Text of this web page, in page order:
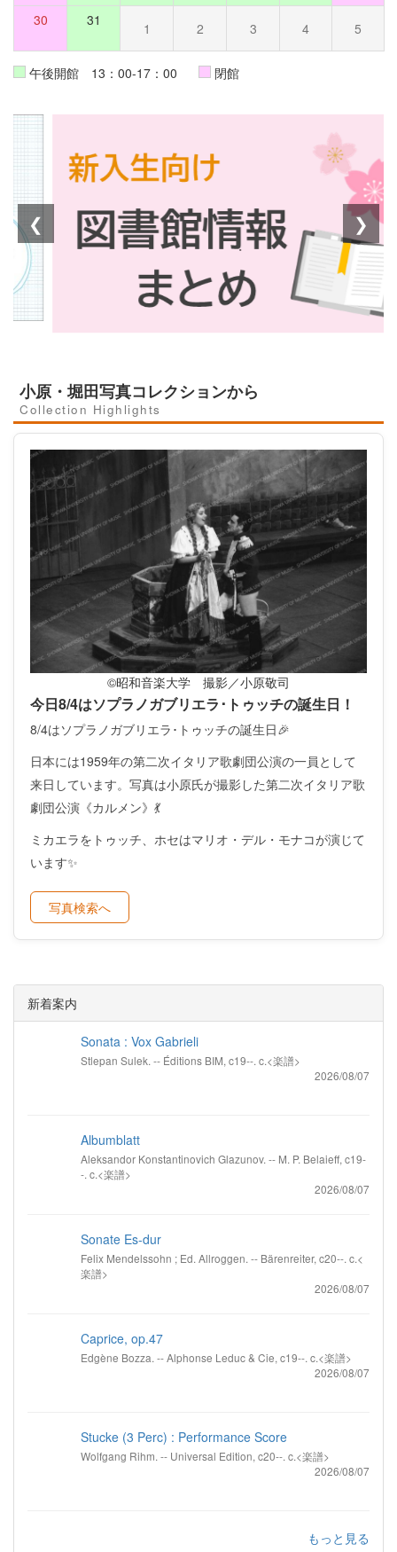
30 31 1 2 3 4 5
午後開館 13：00-17：00 閉館
❮ ❯
小原・堀田写真コレクションから
Collection Highlights
©昭和音楽大学 撮影／小原敬司
今日8/4はソプラノガブリエラ･トゥッチの誕生日！
8/4はソプラノガブリエラ･トゥッチの誕生日🎉
日本には1959年の第二次イタリア歌劇団公演の一員として
来日しています。写真は小原氏が撮影した第二次イタリア歌
劇団公演《カルメン》💃
ミカエラをトゥッチ、ホセはマリオ・デル・モナコが演じて
います✨
写真検索へ
新着案内
Sonata : Vox Gabrieli
Stlepan Sulek. -- Éditions BIM, c19--. c.<楽譜>
2026/08/07
Albumblatt
Aleksandor Konstantinovich Glazunov. -- M. P. Belaieff, c19-
-. c.<楽譜>
2026/08/07
Sonate Es-dur
Felix Mendelssohn ; Ed. Allroggen. -- Bärenreiter, c20--. c.<
楽譜>
2026/08/07
Caprice, op.47
Edgène Bozza. -- Alphonse Leduc & Cie, c19--. c.<楽譜>
2026/08/07
Stucke (3 Perc) : Performance Score
Wolfgang Rihm. -- Universal Edition, c20--. c.<楽譜>
2026/08/07
もっと見る